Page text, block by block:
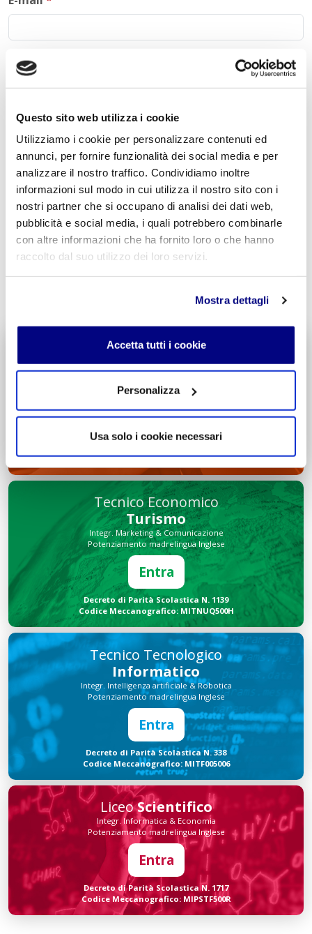
Questo sito web utilizza i cookie
Utilizziamo i cookie per personalizzare contenuti ed
annunci, per fornire funzionalità dei social media e per
analizzare il nostro traffico. Condividiamo inoltre
informazioni sul modo in cui utilizza il nostro sito con i
nostri partner che si occupano di analisi dei dati web,
pubblicità e social media, i quali potrebbero combinarle
con altre informazioni che ha fornito loro o che hanno
raccolto dal suo utilizzo dei loro servizi.
Mostra dettagli
Accetta tutti i cookie
Personalizza
Usa solo i cookie necessari
Commento
Acconsento al trattamento deidati personali.
INVIA COMMENTO
Liceo delle Scienze Umane
Economico Sociale
Potenziamento madrelingua Inglese
Entra
Codice Meccanografico: MIPMRI500E
Tecnico Economico
Turismo
Integr. Marketing & Comunicazione
Potenziamento madrelingua Inglese
Entra
Decreto di Parità Scolastica N. 1139
Codice Meccanografico: MITNUQ500H
Tecnico Tecnologico
Informatico
Integr. Intelligenza artificiale & Robotica
Potenziamento madrelingua Inglese
Entra
Decreto di Parità Scolastica N. 338
Codice Meccanografico: MITF005006
LiceoScientifico
Integr. Informatica & Economia
Potenziamento madrelingua Inglese
Entra
Decreto di Parità Scolastica N. 1717
Codice Meccanografico: MIPSTF500R